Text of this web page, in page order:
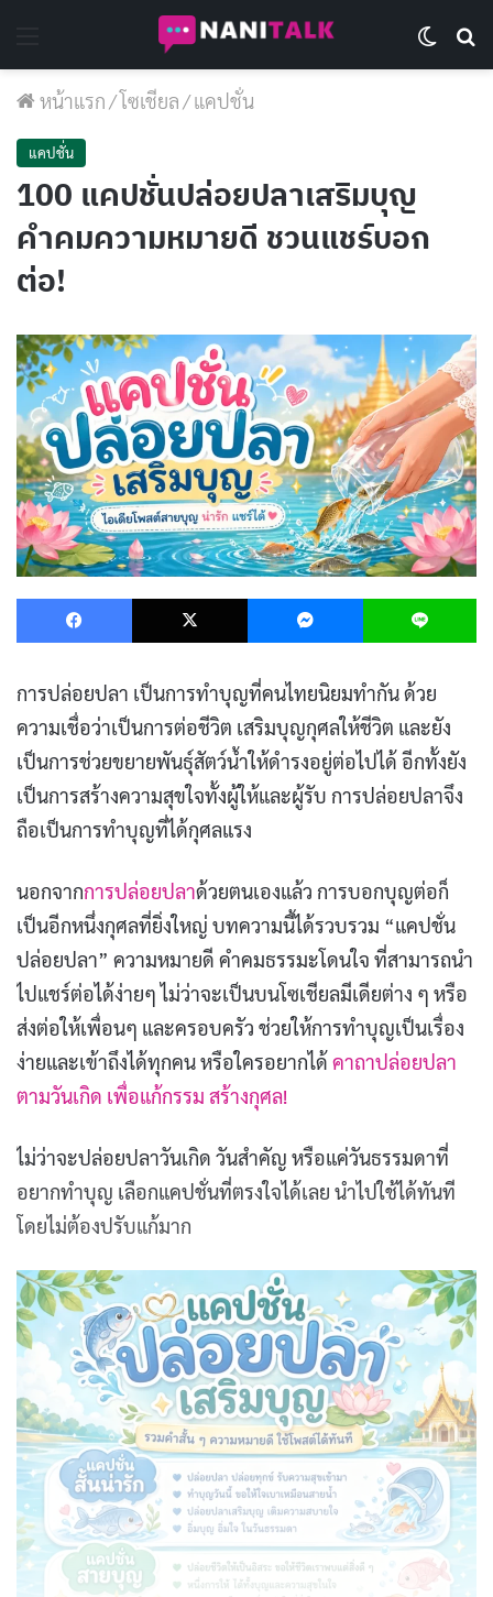
หน้าแรก/โซเชียล/แคปชั่น
แคปชั่น
100 แคปชั่นปล่อยปลาเสริมบุญ
คำคมความหมายดี ชวนแชร์บอก
ต่อ!
Facebook X Messenger
การปล่อยปลา เป็นการทำบุญที่คนไทยนิยมทำกัน ด้วย
ความเชื่อว่าเป็นการต่อชีวิต เสริมบุญกุศลให้ชีวิต และยัง
เป็นการช่วยขยายพันธุ์สัตว์น้ำให้ดำรงอยู่ต่อไปได้ อีกทั้งยัง
เป็นการสร้างความสุขใจทั้งผู้ให้และผู้รับ การปล่อยปลาจึง
ถือเป็นการทำบุญที่ได้กุศลแรง
นอกจากการปล่อยปลาด้วยตนเองแล้ว การบอกบุญต่อก็
เป็นอีกหนึ่งกุศลที่ยิ่งใหญ่ บทความนี้ได้รวบรวม “แคปชั่น
ปล่อยปลา” ความหมายดี คำคมธรรมะโดนใจ ที่สามารถนำ
ไปแชร์ต่อได้ง่ายๆ ไม่ว่าจะเป็นบนโซเชียลมีเดียต่าง ๆ หรือ
ส่งต่อให้เพื่อนๆ และครอบครัว ช่วยให้การทำบุญเป็นเรื่อง
ง่ายและเข้าถึงได้ทุกคน หรือใครอยากได้คาถาปล่อยปลา
ตามวันเกิด เพื่อแก้กรรม สร้างกุศล!
ไม่ว่าจะปล่อยปลาวันเกิด วันสำคัญ หรือแค่วันธรรมดาที่
อยากทำบุญ เลือกแคปชั่นที่ตรงใจได้เลย นำไปใช้ได้ทันที
โดยไม่ต้องปรับแก้มาก